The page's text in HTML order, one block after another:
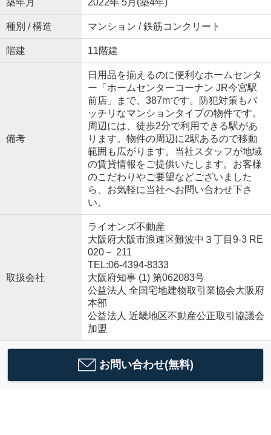
築年月 2022年 5月(築4年)
種別 / 構造 マンション / 鉄筋コンクリート
階建 11階建
備考
日用品を揃えるのに便利なホームセンタ
ー「ホームセンターコーナン JR今宮駅
前店」まで、387mです。防犯対策もバ
ッチリなマンションタイプの物件です。
周辺には、徒歩2分で利用できる駅があ
ります。物件の周辺に2駅あるので移動
範囲も広がります。当社スタッフが地域
の賃貸情報をご提供いたします。お客様
のこだわりやご要望などございました
ら、お気軽に当社へお問い合わせ下さ
い。
取扱会社
ライオンズ不動産
大阪府大阪市浪速区難波中３丁目9-3 RE
020－ 211
TEL:06-4394-8333
大阪府知事 (1) 第062083号
公益法人 全国宅地建物取引業協会大阪府
本部
公益法人 近畿地区不動産公正取引協議会
加盟
お問い合わせ(無料)